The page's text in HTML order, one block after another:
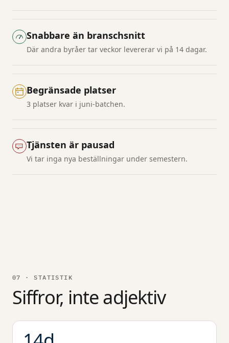
Snabbare än branschsnitt
Där andra byråer tar veckor levererar vi på 14 dagar.
Begränsade platser
3 platser kvar i juni-batchen.
Tjänsten är pausad
Vi tar inga nya beställningar under semestern.
07 · STATISTIK
Siffror, inte adjektiv